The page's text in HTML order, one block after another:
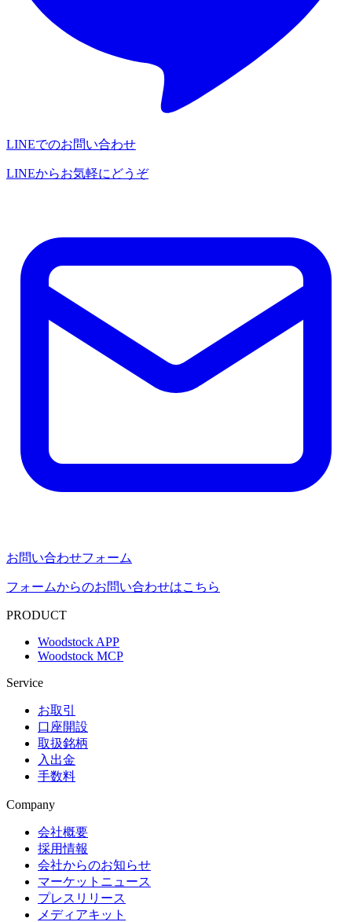
LINEでのお問い合わせ
LINEからお気軽にどうぞ
お問い合わせフォーム
フォームからのお問い合わせはこちら
PRODUCT
Woodstock APP
Woodstock MCP
Service
お取引
口座開設
取扱銘柄
入出金
手数料
Company
会社概要
採用情報
会社からのお知らせ
マーケットニュース
プレスリリース
メディアキット